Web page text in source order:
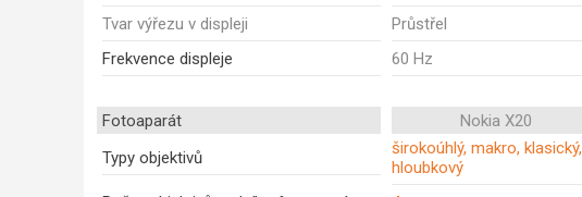
Tvar výřezu v displeji
Průstřel
Frekvence displeje
60 Hz
Fotoaparát Nokia X20
Typy objektivů
širokoúhlý, makro, klasický,
hloubkový